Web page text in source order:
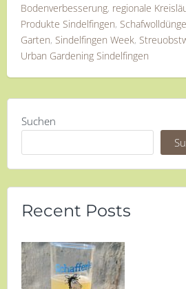
Bodenverbesserung, regionale
Produkte Sindelfingen,
Garten, Sindelfingen Week,
Urban Gardening Sindelfingen
Suchen
Recent Posts